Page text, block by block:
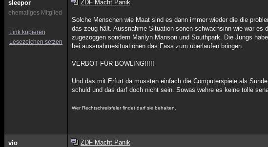
sleepor
ehemaliges Mitglied
Link kopieren
Lesezeichen setzen
ZDF Macht Panik
Solche Menschen wie Maat sind es dann immer wieder die die
das zeug hält. Aussnahme Situation sonen schwachsinn wie war
zugezoggen sondern Marilyn Manson und Southpark. Die Jungs
bei aussnahmesituationen das Fass zum überlaufen bringen.
VERBOT FÜR BOWLING!!!!!
Und das mit Erfurt da mussten einfach die Computerspiele als
schuld und das darf doch nicht sein. Sowas wehre es keine tolle
Wer Rechtschreibfeler findet darf sie behalten.
vio ZDF Macht Panik